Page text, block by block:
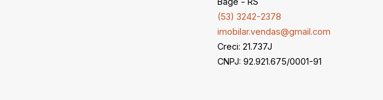
(53) 3242-2378
imobilar.vendas@gmail.com
Creci: 21.737J
CNPJ: 92.921.675/0001-91